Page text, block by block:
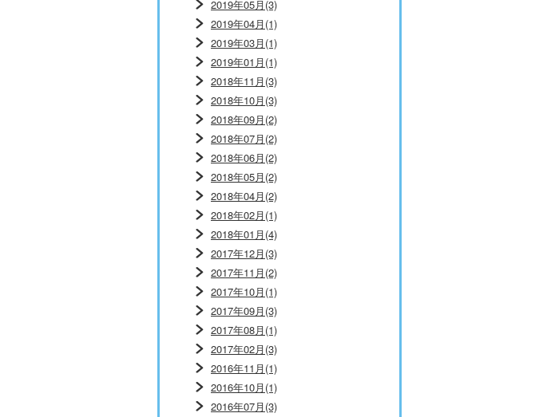
2019年05月(3)
2019年04月(1)
2019年03月(1)
2019年01月(1)
2018年11月(3)
2018年10月(3)
2018年09月(2)
2018年07月(2)
2018年06月(2)
2018年05月(2)
2018年04月(2)
2018年02月(1)
2018年01月(4)
2017年12月(3)
2017年11月(2)
2017年10月(1)
2017年09月(3)
2017年08月(1)
2017年02月(3)
2016年11月(1)
2016年10月(1)
2016年07月(3)